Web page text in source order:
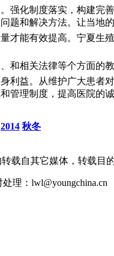
强化制度落实，构建
题和解决方法。让当地
才能有效提高。宁夏
和相关法律等个方面的
利益。从维护广大患者
管理制度，提高医院的
2014 秋冬
载自其它媒体，转载目
理：lwl@youngchina.cn